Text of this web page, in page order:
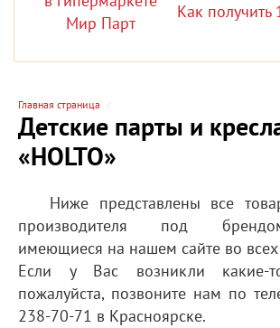
Как получить
Главная страница
Детские парты и
«HOLTO»
Ниже представлены все
производителя под
имеющиеся на нашем сайте во всех
Если у Вас возникли какие-
пожалуйста, позвоните нам по
238-70-71 в Красноярске.